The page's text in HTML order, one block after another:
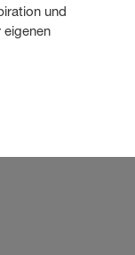
und
eigenen